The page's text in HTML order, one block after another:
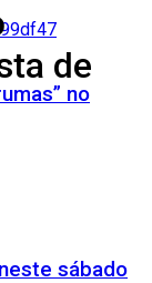
no
sábado
de